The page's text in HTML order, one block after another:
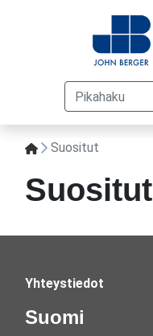
Suositut
Suositut
Yhteystiedot
Suomi